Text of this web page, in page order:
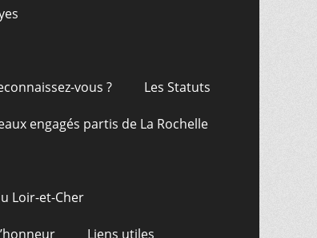
vous ? Les Statuts
engagés partis de La Rochelle
Loir-et-Cher
Liens utiles